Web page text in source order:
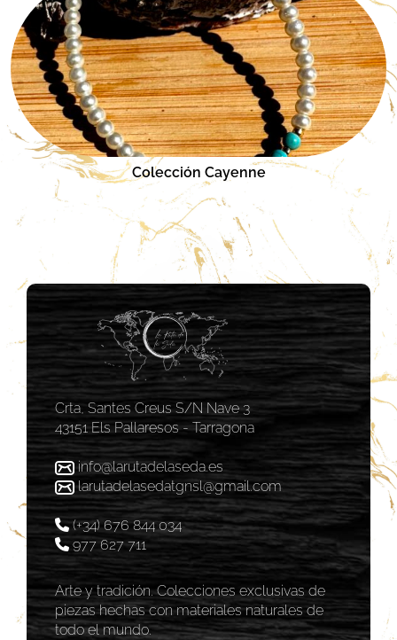
Colección Cayenne
Crta, Santes Creus S/N Nave 3
43151 Els Pallaresos - Tarragona
info@larutadelaseda.es
larutadelasedatgnsl@gmail.com
(+34) 676 844 034
977 627 711
Arte y tradición. Colecciones exclusivas de
piezas hechas con materiales naturales de
todo el mundo.